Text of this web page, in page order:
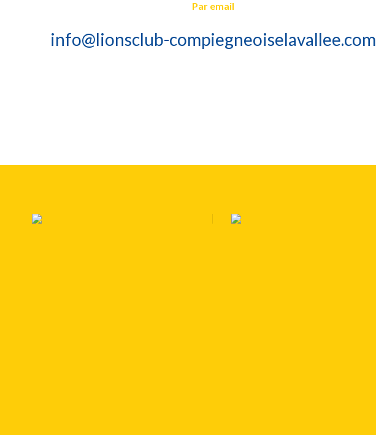
Par email
info@lionsclub-compiegneoiselavallee.com